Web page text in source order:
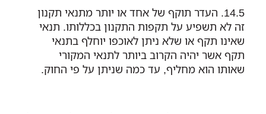
העדר תוקף של אחד או יותר מתנאי תקנון
זה לא תשפיע על תקפות התקנון בכללותו. תנאי
שאינו תקף או שלא ניתן לאוכפו יוחלף בתנאי
תקף אשר יהיה הקרוב ביותר לתנאי המקורי
שאותו הוא מחליף, עד כמה שניתן על פי החוק.